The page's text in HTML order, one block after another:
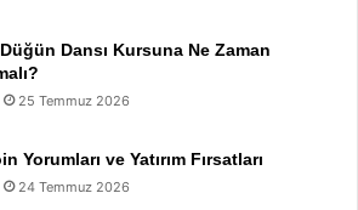
Dansı Kursuna Ne Zaman
25 Temmuz 2026
Yorumları ve Yatırım Fırsatları
24 Temmuz 2026